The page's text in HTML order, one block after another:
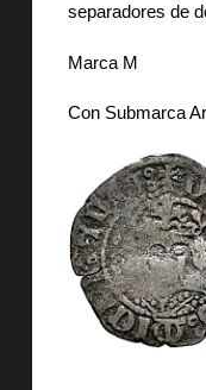
separadores de
Marca M
Con Submarca